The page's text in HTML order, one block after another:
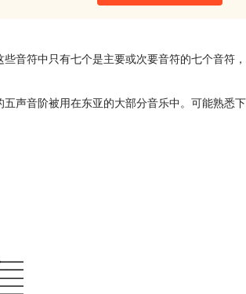
音符中只有七个是主要或次要音符的七个音符，
声音阶被用在东亚的大部分音乐中。可能熟悉下